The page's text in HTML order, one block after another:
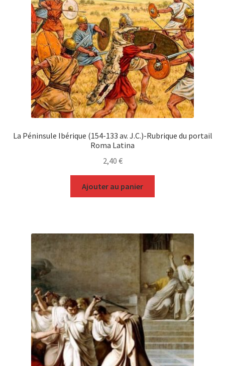
La Péninsule Ibérique (154-133 av. J.C.)-Rubrique du portail
Roma Latina
2,40 €
Ajouter au panier